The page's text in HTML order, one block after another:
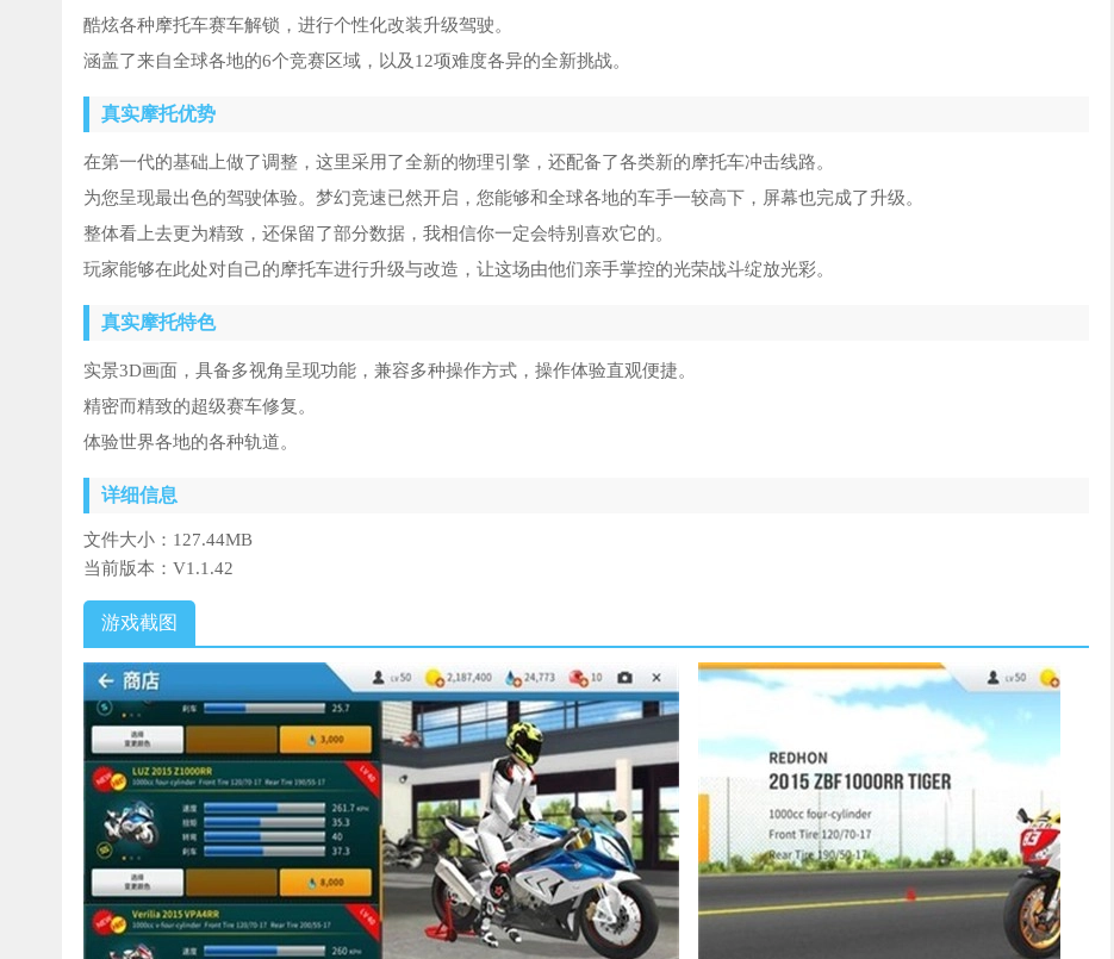
酷炫各种摩托车赛车解锁，进行个性化改装升级驾驶。
涵盖了来自全球各地的6个竞赛区域，以及12项难度各异的全新挑战。
真实摩托优势
在第一代的基础上做了调整，这里采用了全新的物理引擎，还配备了各类新的摩托车冲击线路。
为您呈现最出色的驾驶体验。梦幻竞速已然开启，您能够和全球各地的车手一较高下，屏幕也完成了升级。
整体看上去更为精致，还保留了部分数据，我相信你一定会特别喜欢它的。
玩家能够在此处对自己的摩托车进行升级与改造，让这场由他们亲手掌控的光荣战斗绽放光彩。
真实摩托特色
实景3D画面，具备多视角呈现功能，兼容多种操作方式，操作体验直观便捷。
精密而精致的超级赛车修复。
体验世界各地的各种轨道。
详细信息
文件大小： 127.44MB
当前版本： V1.1.42
游戏截图